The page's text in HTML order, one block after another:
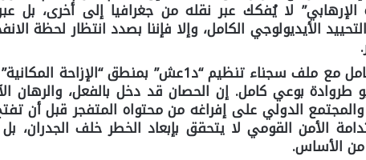
الإرهابي” لا يُفكك عبر نقله من جغرافيا إلى أخرى، بل
الأيديولوجي الكامل، وإلا فإننا بصدد انتظار لحظة
إن التعامل مع ملف سجناء تنظيم “د1عش” بمنطق
طروادة بوعي كامل. إن الحصان قد دخل بالفعل، والرهان
والمجتمع الدولي على إفراغه من محتواه المتفجر قبل أن
الأمن القومي لا يتحقق بإبعاد الخطر خلف الجدران،
الأساس.